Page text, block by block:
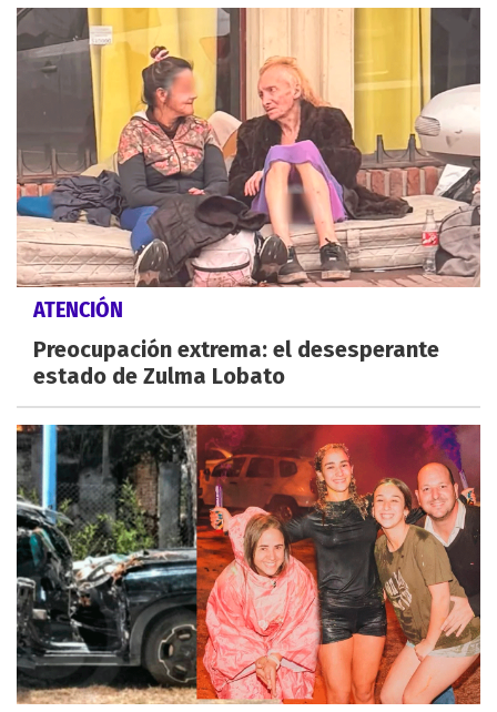
ATENCIÓN
Preocupación extrema: el desesperante
estado de Zulma Lobato